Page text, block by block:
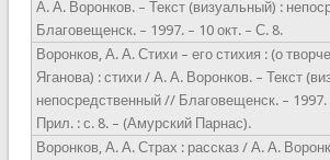
А. А. Воронков. – Текст (визуальный) :
Благовещенск. – 1997. – 10 окт. – С. 8.
Воронков, А. А. Стихи – его стихия : (о
Яганова) : стихи / А. А. Воронков. – Текст
непосредственный // Благовещенск. –
Прил. : с. 8. – (Амурский Парнас).
Воронков, А. А. Страх : рассказ / А. А.